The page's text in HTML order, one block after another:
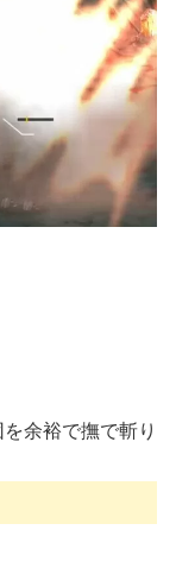
余裕で撫で斬り